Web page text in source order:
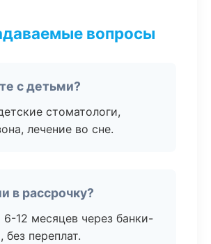
вопросы
с детьми?
стоматологи,
лечение во сне.
в рассрочку?
6-12 месяцев через банки-
без переплат.